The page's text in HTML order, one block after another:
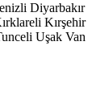
Diyarbakır
Kırşehir
Uşak Van